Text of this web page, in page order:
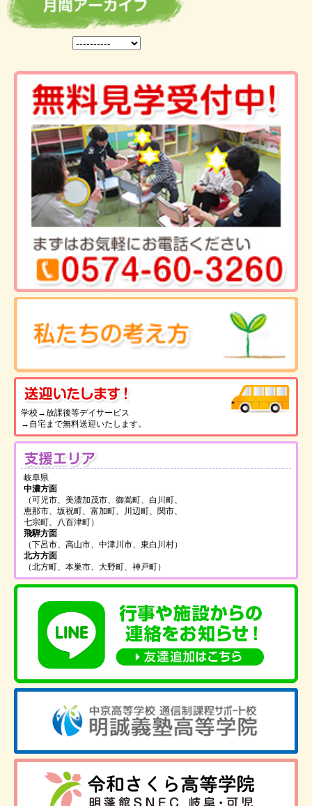
学校→放課後等デイサービス
→自宅まで無料送迎いたします。
岐阜県
中濃方面
（可児市、美濃加茂市、御嵩町、白川町、
恵那市、坂祝町、富加町、川辺町、関市、
七宗町、八百津町）
飛騨方面
（下呂市、高山市、中津川市、東白川村）
北方方面
（北方町、本巣市、大野町、神戸町）